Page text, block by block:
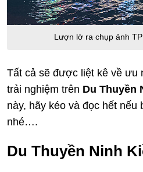
Lượn lờ ra chụp ảnh
Tất cả sẽ được liệt kê về ưu
trải nghiệm trên Du Thuyền
này, hãy kéo và đọc hết nếu
nhé….
Du Thuyền Ninh